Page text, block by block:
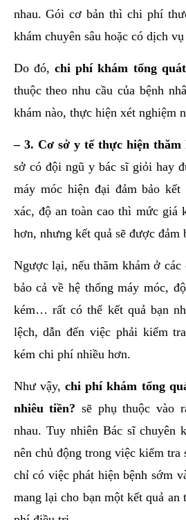
nhau. Gói cơ bản thì chi phí
khám chuyên sâu hoặc có dịch
Do đó, chi phí khám tổng
thuộc theo nhu cầu của bệnh
khám nào, thực hiện xét nghiệm
– 3. Cơ sở y tế thực hiện thăm
sở có đội ngũ y bác sĩ giỏi hay
máy móc hiện đại đảm bảo kết
xác, độ an toàn cao thì mức giá
hơn, nhưng kết quả sẽ được đảm
Ngược lại, nếu thăm khám ở
bảo cả về hệ thống máy móc,
kém… rất có thể kết quả bạn
lệch, dẫn đến việc phải kiểm
kém chi phí nhiều hơn.
Như vậy, chi phí khám tổng
nhiêu tiền? sẽ phụ thuộc vào
nhau. Tuy nhiên Bác sĩ chuyên
nên chủ động trong việc kiểm
chỉ có việc phát hiện bệnh sớm
mang lại cho bạn một kết quả an